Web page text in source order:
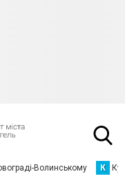
Волинському К